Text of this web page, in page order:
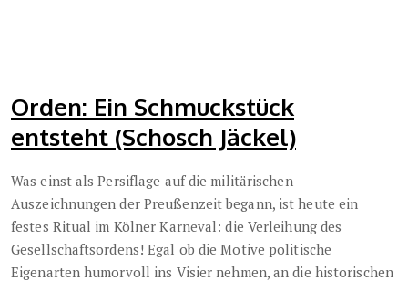
Orden: Ein Schmuckstück
entsteht (Schosch Jäckel)
Was einst als Persiflage auf die militärischen
Auszeichnungen der Preußenzeit begann, ist heute ein
festes Ritual im Kölner Karneval: die Verleihung des
Gesellschaftsordens! Egal ob die Motive politische
Eigenarten humorvoll ins Visier nehmen, an die historischen